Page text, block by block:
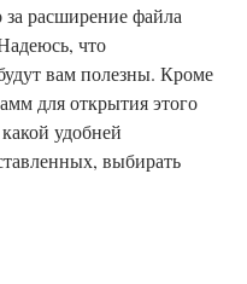
за расширение файла
что
вам полезны. Кроме
для открытия этого
удобней
выбирать